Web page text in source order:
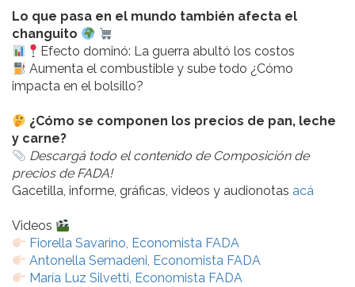
Lo que pasa en el mundo también afecta el
changuito
Efecto dominó: La guerra abultó los costos
Aumenta el combustible y sube todo ¿Cómo
impacta en el bolsillo?
¿Cómo se componen los precios de pan, leche
y carne?
Descargá todo el contenido de Composición de
precios de FADA!
Gacetilla, informe, gráficas, videos y audionotas acá
Videos
Fiorella Savarino, Economista FADA
Antonella Semadeni, Economista FADA
María Luz Silvetti, Economista FADA